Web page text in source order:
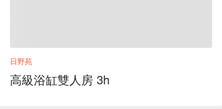
日野苑
高級浴缸雙人房 3h